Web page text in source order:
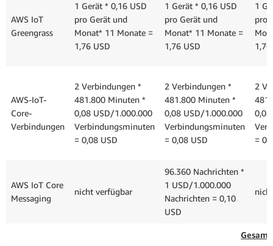
AWS IoT
Greengrass
1 Gerät * 0,16 USD
pro Gerät und
Monat* 11 Monate =
1,76 USD
1 Gerät * 0,16 USD
pro Gerät und
Monat* 11 Monate =
1,76 USD
1
pro
AWS-IoT-
Core-
Verbindungen
2 Verbindungen *
481.800 Minuten *
0,08 USD/1.000.000
Verbindungsminuten
= 0,08 USD
2 Verbindungen *
481.800 Minuten *
0,08 USD/1.000.000
Verbindungsminuten
= 0,08 USD
2
=
AWS IoT Core
Messaging
nicht verfügbar
96.360 Nachrichten *
1 USD/1.000.000
Nachrichten = 0,10
USD